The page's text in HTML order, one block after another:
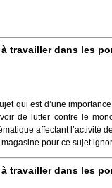
travailler dans les
qui est d’une
de lutter contre le
affectant l’activité
pour ce sujet
travailler dans les